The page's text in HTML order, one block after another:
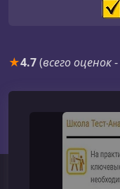
★4.7(всего оценок-